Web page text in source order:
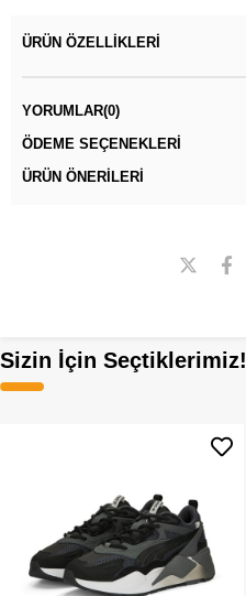
ÜRÜN ÖZELLIKLERI
YORUMLAR(0)
ÖDEME SEÇENEKLERI
ÜRÜN ÖNERILERI
Sizin İçin Seçtiklerimiz!